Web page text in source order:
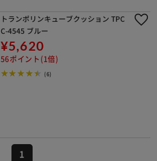
トランポリンキューブクッション TPC
C-4545 ブルー
¥5,620
56ポイント(1倍)
(6)
1